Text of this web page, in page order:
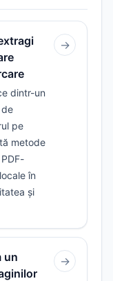
dintr-un
de
pe
metode
în
și
→
un
→